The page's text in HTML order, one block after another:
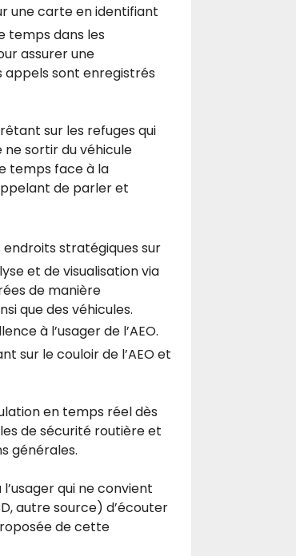
une carte en identifiant
temps dans les
assurer une
sont enregistrés
sur les refuges qui
ne sortir du véhicule
temps face à la
de parler et
stratégiques sur
et de visualisation via
de manière
que des véhicules.
à l’usager de l’AEO.
sur le couloir de l’AEO et
en temps réel dès
de sécurité routière et
générales.
qui ne convient
autre source) d’écouter
de cette